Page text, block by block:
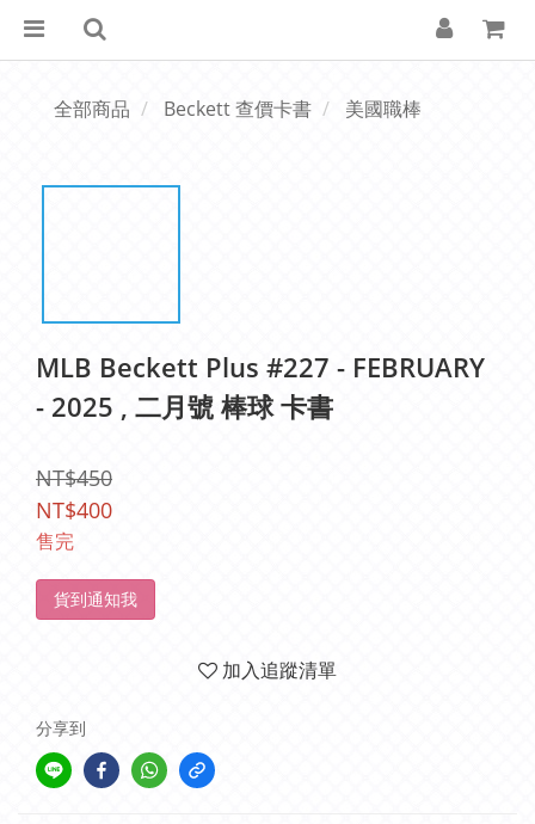
全部商品 Beckett 查價卡書 美國職棒
MLB Beckett Plus #227 - FEBRUARY
- 2025 , 二月號 棒球 卡書
NT$450
NT$400
售完
貨到通知我
加入追蹤清單
分享到